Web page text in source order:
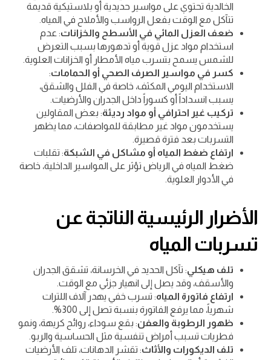
الخالدية تحتوي على مواسير حديدية أو بلاستيكية قديمة
تتآكل مع الوقت بفعل الرواسب والأملاح في المياه.
ضعف العزل المائي في الأسطح والخزانات: عدم
استخدام مواد عزل قوية أو تدهورها بسبب التعرض
للشمس يسمح بتسرب مياه الأمطار أو الخزانات العلوية.
كسر في مواسير الصرف الصحي أو الحمامات:
الاستخدام اليومي المكثف، خاصة في الفلل والشقق،
يسبب انسداداً أو كسوراً داخل الجدران والأرضيات.
تركيب غير احترافي أو مواد رديئة: بعض المقاولين
يستخدمون مواد غير مطابقة للمواصفات، مما يظهر
التسربات بعد فترة قصيرة.
ارتفاع ضغط المياه أو مشاكل في الشبكة: تقلبات
ضغط المياه في الرياض تؤثر على المواسير الداخلية، خاصة
في الأدوار العلوية.
الأضرار الرئيسية الناتجة عن
تسربات المياه
تلف هيكلي: تآكل الحديد في الخرسانة، تشقق الجدران
والأسقف، وقد يصل إلى انهيار جزئي مع الوقت.
ارتفاع فاتورة المياه: تسرب خفي يهدر آلاف اللترات
شهرياً، مما يرفع الفاتورة بنسبة تصل إلى 300%.
ظهور الرطوبة والعفن: بقع سوداء، روائح كريهة، ونمو
فطريات تسبب أمراض تنفسية مثل الحساسية والربو.
تلف الديكورات والأثاث: تقشر الدهانات، تلف الأرضيات